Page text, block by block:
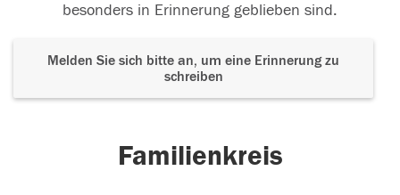
besonders in Erinnerung geblieben sind.
Melden Sie sich bitte an, um eine Erinnerung zu
schreiben
Familienkreis